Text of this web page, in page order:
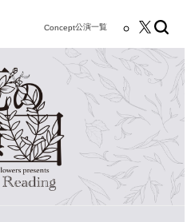
Concept公演一覧